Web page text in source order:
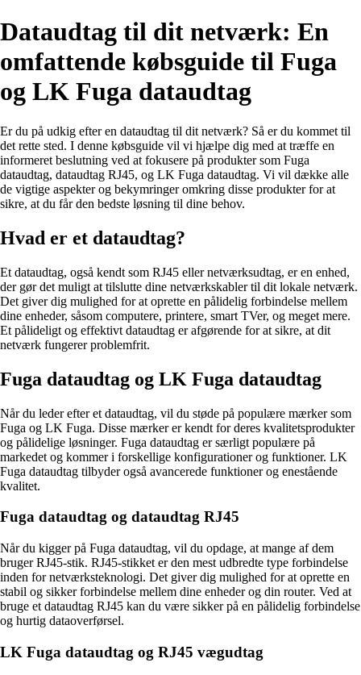
Dataudtag til dit netværk: En
omfattende købsguide til Fuga
og LK Fuga dataudtag
Er du på udkig efter en dataudtag til dit netværk? Så er du kommet til
det rette sted. I denne købsguide vil vi hjælpe dig med at træffe en
informeret beslutning ved at fokusere på produkter som Fuga
dataudtag, dataudtag RJ45, og LK Fuga dataudtag. Vi vil dække alle
de vigtige aspekter og bekymringer omkring disse produkter for at
sikre, at du får den bedste løsning til dine behov.
Hvad er et dataudtag?
Et dataudtag, også kendt som RJ45 eller netværksudtag, er en enhed,
der gør det muligt at tilslutte dine netværkskabler til dit lokale netværk.
Det giver dig mulighed for at oprette en pålidelig forbindelse mellem
dine enheder, såsom computere, printere, smart TVer, og meget mere.
Et pålideligt og effektivt dataudtag er afgørende for at sikre, at dit
netværk fungerer problemfrit.
Fuga dataudtag og LK Fuga dataudtag
Når du leder efter et dataudtag, vil du støde på populære mærker som
Fuga og LK Fuga. Disse mærker er kendt for deres kvalitetsprodukter
og pålidelige løsninger. Fuga dataudtag er særligt populære på
markedet og kommer i forskellige konfigurationer og funktioner. LK
Fuga dataudtag tilbyder også avancerede funktioner og enestående
kvalitet.
Fuga dataudtag og dataudtag RJ45
Når du kigger på Fuga dataudtag, vil du opdage, at mange af dem
bruger RJ45-stik. RJ45-stikket er den mest udbredte type forbindelse
inden for netværksteknologi. Det giver dig mulighed for at oprette en
stabil og sikker forbindelse mellem dine enheder og din router. Ved at
bruge et dataudtag RJ45 kan du være sikker på en pålidelig forbindelse
og hurtig dataoverførsel.
LK Fuga dataudtag og RJ45 vægudtag